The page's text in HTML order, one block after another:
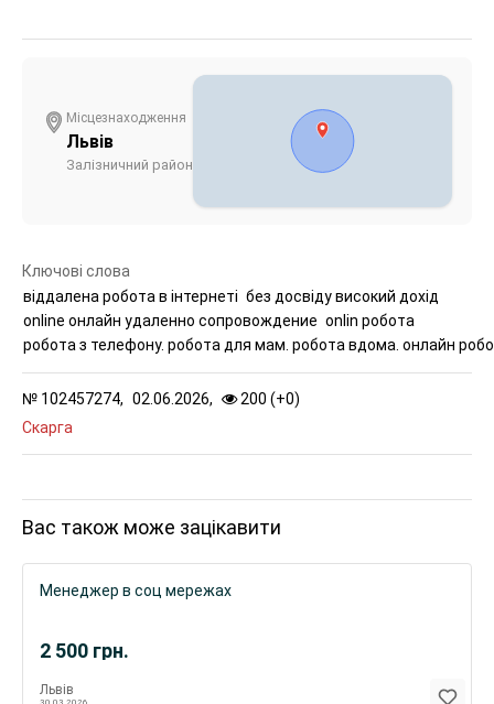
№ 102457274, 02.06.2026, 200 (+0)
Скарга
Місцезнаходження
Львів
Залізничний район
Ключові слова
віддалена робота в інтернеті без досвіду високий дохід
online онлайн удаленно сопровождение onlin робота
робота з телефону. робота для мам. робота вдома. онлайн
Вас також може зацікавити
2 500 грн.
Менеджер в соц мережах
Львів